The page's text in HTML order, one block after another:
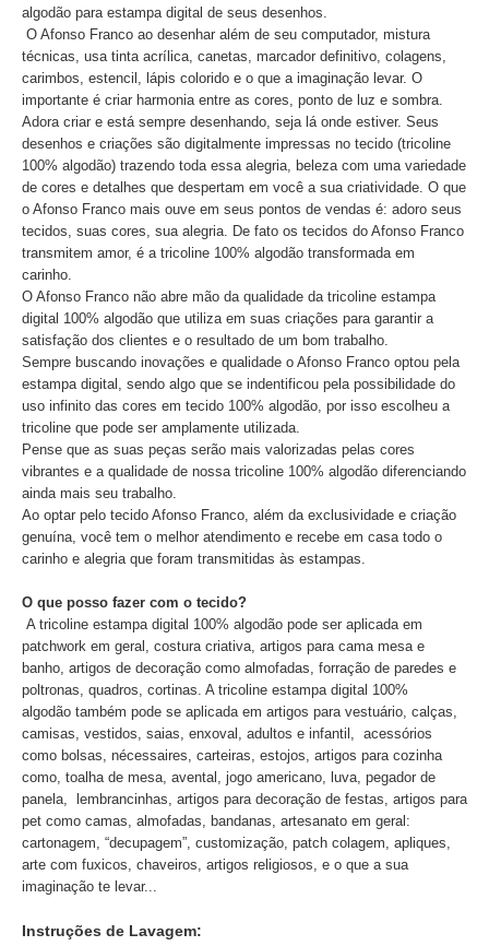
algodão para estampa digital de seus desenhos.
O Afonso Franco ao desenhar além de seu computador, mistura
técnicas, usa tinta acrílica, canetas, marcador definitivo, colagens,
carimbos, estencil, lápis colorido e o que a imaginação levar. O
importante é criar harmonia entre as cores, ponto de luz e sombra.
Adora criar e está sempre desenhando, seja lá onde estiver. Seus
desenhos e criações são digitalmente impressas no tecido (tricoline
100% algodão) trazendo toda essa alegria, beleza com uma variedade
de cores e detalhes que despertam em você a sua criatividade. O que
o Afonso Franco mais ouve em seus pontos de vendas é: adoro seus
tecidos, suas cores, sua alegria. De fato os tecidos do Afonso Franco
transmitem amor, é a tricoline 100% algodão transformada em
carinho.
O Afonso Franco não abre mão da qualidade da tricoline estampa
digital 100% algodão que utiliza em suas criações para garantir a
satisfação dos clientes e o resultado de um bom trabalho.
Sempre buscando inovações e qualidade o Afonso Franco optou pela
estampa digital, sendo algo que se indentificou pela possibilidade do
uso infinito das cores em tecido 100% algodão, por isso escolheu a
tricoline que pode ser amplamente utilizada.
Pense que as suas peças serão mais valorizadas pelas cores
vibrantes e a qualidade de nossa tricoline 100% algodão diferenciando
ainda mais seu trabalho.
Ao optar pelo tecido Afonso Franco, além da exclusividade e criação
genuína, você tem o melhor atendimento e recebe em casa todo o
carinho e alegria que foram transmitidas às estampas.
O que posso fazer com o tecido?
A tricoline estampa digital 100% algodão pode ser aplicada em
patchwork em geral, costura criativa, artigos para cama mesa e
banho, artigos de decoração como almofadas, forração de paredes e
poltronas, quadros, cortinas. A tricoline estampa digital 100%
algodão também pode se aplicada em artigos para vestuário, calças,
camisas, vestidos, saias, enxoval, adultos e infantil, acessórios
como bolsas, nécessaires, carteiras, estojos, artigos para cozinha
como, toalha de mesa, avental, jogo americano, luva, pegador de
panela, lembrancinhas, artigos para decoração de festas, artigos para
pet como camas, almofadas, bandanas, artesanato em geral:
cartonagem, “decupagem”, customização, patch colagem, apliques,
arte com fuxicos, chaveiros, artigos religiosos, e o que a sua
imaginação te levar...
Instruções de Lavagem: